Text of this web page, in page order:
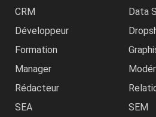
CRM
Data
Développeur
Formation
Manager
Rédacteur
SEA
SEM